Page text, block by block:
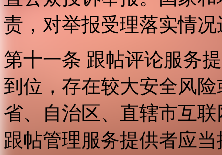
责，对举报受理落实情
第十一条 跟帖评论服务
到位，存在较大安全风
省、自治区、直辖市互
跟帖管理服务提供者应